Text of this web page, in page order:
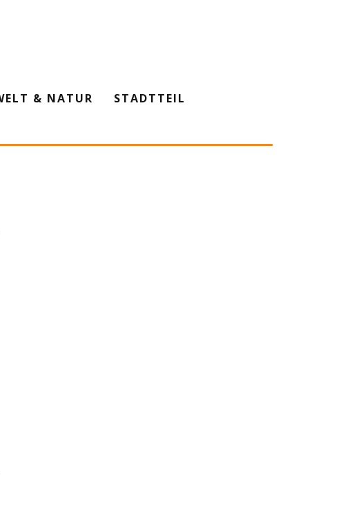
& NATUR
STADTTEIL